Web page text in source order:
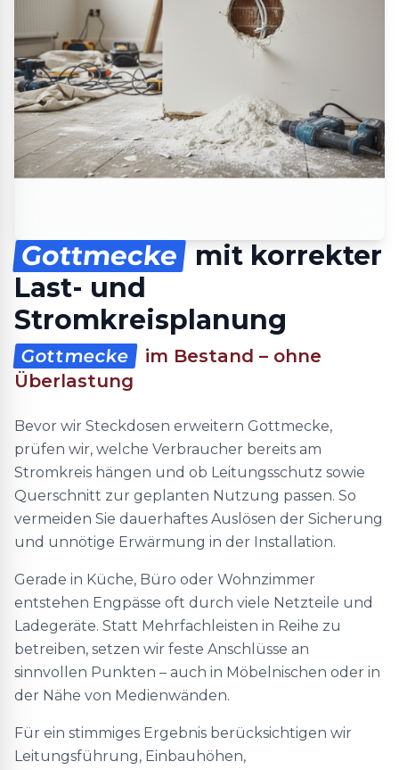
Gottmecke
mit korrekter
Last- und
Stromkreisplanung
Gottmecke
im Bestand – ohne
Überlastung
Bevor wir Steckdosen erweitern Gottmecke,
prüfen wir, welche Verbraucher bereits am
Stromkreis hängen und ob Leitungsschutz sowie
Querschnitt zur geplanten Nutzung passen. So
vermeiden Sie dauerhaftes Auslösen der Sicherung
und unnötige Erwärmung in der Installation.
Gerade in Küche, Büro oder Wohnzimmer
entstehen Engpässe oft durch viele Netzteile und
Ladegeräte. Statt Mehrfachleisten in Reihe zu
betreiben, setzen wir feste Anschlüsse an
sinnvollen Punkten – auch in Möbelnischen oder in
der Nähe von Medienwänden.
Für ein stimmiges Ergebnis berücksichtigen wir
Leitungsführung, Einbauhöhen,